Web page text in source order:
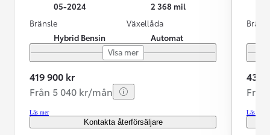
05-2024
2 368 mil
Bränsle
Hybrid Bensin
Växellåda
Automat
Visa mer
419 900 kr
Från 5 040 kr/mån
Läs mer
Kontakta återförsäljare
435
Läs mer